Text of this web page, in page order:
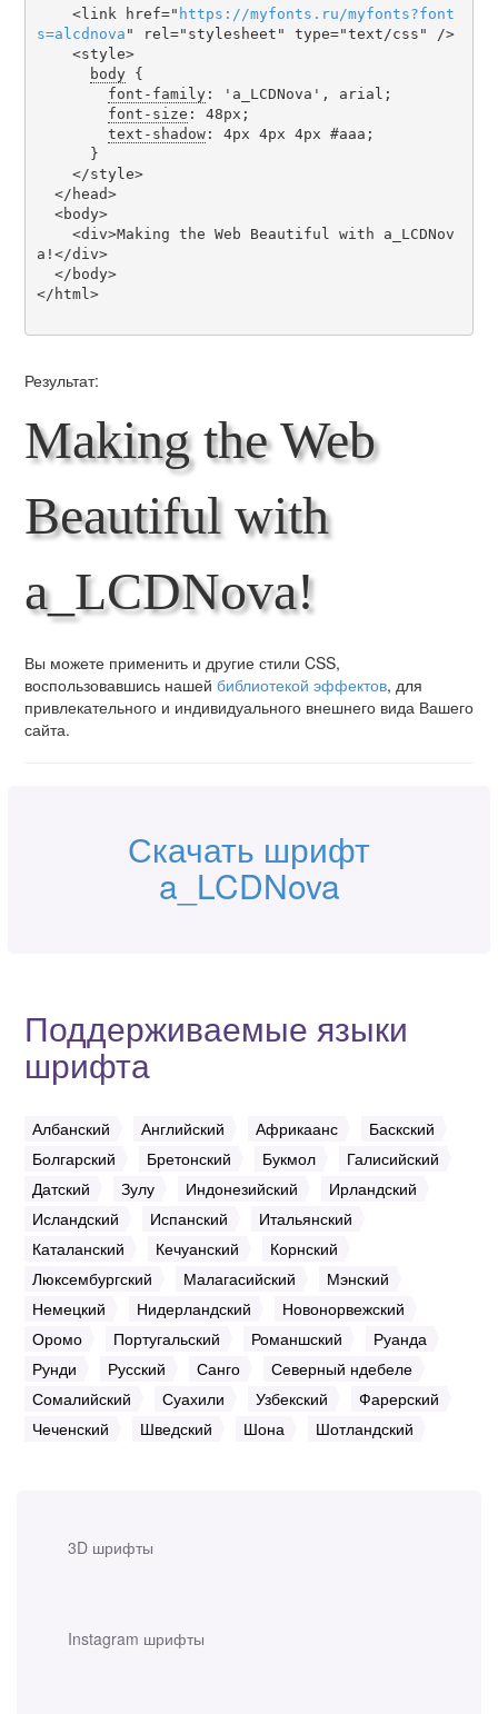
3D шрифты
Instagram шрифты
    <link href="
https ://myfonts . ru /myfonts?font
s=alcdnova " rel="stylesheet" type="text/css" />
body {
font-family: 'a_LCDNova', arial;
font-size : 48px;
text-shadow: 4px 4px 4px #aaa;
a!</div>
</html>
Результат:
Making the Web
Beautiful with
a_LCDNova!
Вы можете применить и другие стили CSS,
воспользовавшись нашей библиотекой эффектов, для
привлекательного и индивидуального внешнего вида Вашего
сайта.
Скачать шрифт
a_LCDNova
Поддерживаемые языки
шрифта
Албанский Английский Африкаанс
Баскский
Болгарский
Бретонский Букмол
Галисийский
Датский
Зулу Индонезийский
Ирландский
Исландский
Испанский
Итальянский
Каталанский
Кечуанский
Корнский
Люксембургский
Малагасийский
Мэнский
Немецкий
Нидерландский
Новонорвежский
Оромо
Португальский Романшский
Руанда
Рунди
Русский Санго
Северный ндебеле
Сомалийский
Суахили Узбекский
Фарерский
Чеченский
Шведский Шона Шотландский